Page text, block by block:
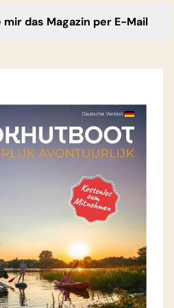
Feuchtgebiet-
Natur so nah!
weiter
aber mit
in der